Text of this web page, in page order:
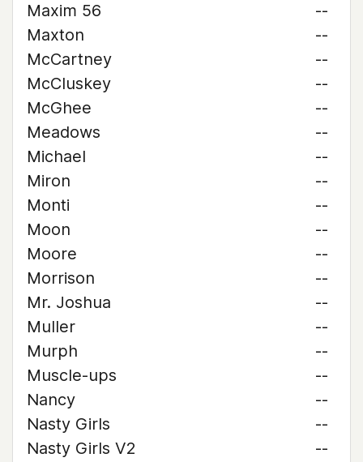
Maxim 56
--
Maxton
--
McCartney
--
McCluskey
--
McGhee
--
Meadows
--
Michael
--
Miron
--
Monti
--
Moon
--
Moore
--
Morrison
--
Mr. Joshua
--
Muller
--
Murph
--
Muscle-ups
--
Nancy
--
Nasty Girls
--
Nasty Girls V2
--